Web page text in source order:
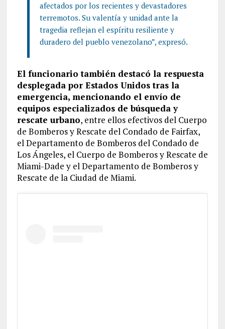
afectados por los recientes y devastadores
terremotos. Su valentía y unidad ante la
tragedia reflejan el espíritu resiliente y
duradero del pueblo venezolano”, expresó.
El funcionario también destacó la respuesta
desplegada por Estados Unidos tras la
emergencia, mencionando el envío de
equipos especializados de búsqueda y
rescate urbano, entre ellos efectivos del Cuerpo
de Bomberos y Rescate del Condado de Fairfax,
el Departamento de Bomberos del Condado de
Los Ángeles, el Cuerpo de Bomberos y Rescate de
Miami-Dade y el Departamento de Bomberos y
Rescate de la Ciudad de Miami.